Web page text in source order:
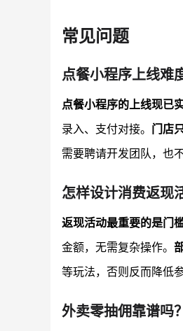
常见问题
点餐小程序上线难
点餐小程序的上线现已
录入、支付对接。 门店
需要聘请开发团队，也
怎样设计消费返现
返现活动最重要的是门
金额，无需复杂操作。
等玩法，否则反而降低参
外卖零抽佣靠谱吗